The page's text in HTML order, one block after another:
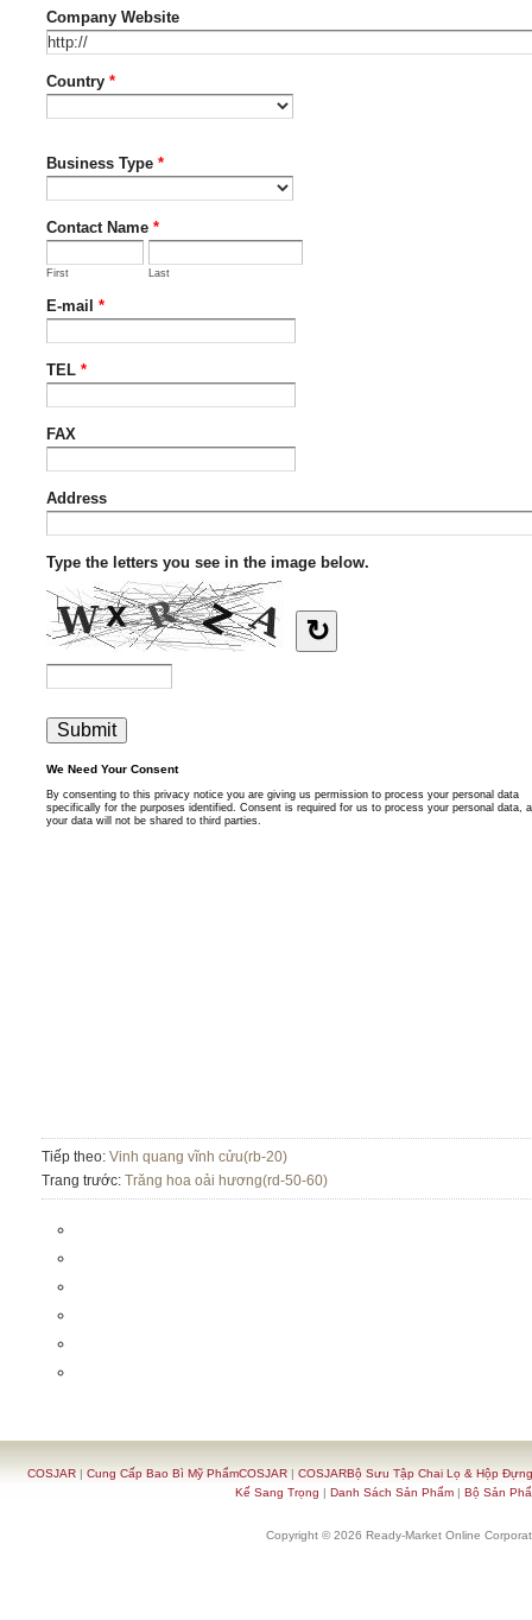
Tiếp theo: Vinh quang vĩnh cửu(rb-20)
Trang trước: Trăng hoa oải hương(rd-50-60)
COSJAR| Cung Cấp Bao Bì Mỹ PhẩmCOSJAR| COSJARBộ Sưu Tập Chai Lọ & Hộp
Kế Sang Trọng | Danh Sách Sản Phẩm| Bộ Sản
Copyright © 2026 Ready-Market Online